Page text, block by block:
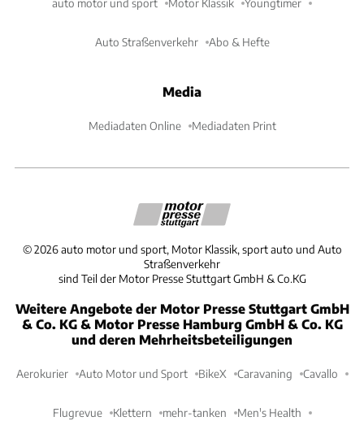
auto motor und sport Motor Klassik Youngtimer
Auto Straßenverkehr Abo & Hefte
Media
Mediadaten Online Mediadaten Print
©2026 auto motor und sport, Motor Klassik, sport auto und Auto
Straßenverkehr
sind Teil der Motor Presse Stuttgart GmbH & Co.KG
Weitere Angebote der Motor Presse Stuttgart GmbH
& Co. KG & Motor Presse Hamburg GmbH & Co. KG
und deren Mehrheitsbeteiligungen
Aerokurier Auto Motor und Sport BikeX Caravaning Cavallo
Flugrevue Klettern mehr-tanken Men's Health